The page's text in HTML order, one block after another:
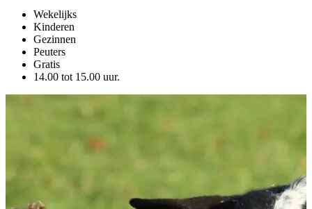
Wekelijks
Kinderen
Gezinnen
Peuters
Gratis
14.00 tot 15.00 uur.